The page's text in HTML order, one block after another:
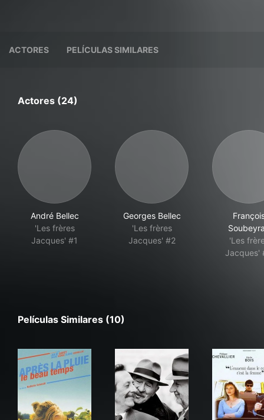
ACTORES PELÍCULAS SIMILARES
Actores (24)
André Bellec
'Les frères
Jacques' #1
Georges Bellec
'Les frères
Jacques' #2
'Les
Jacques'
Películas Similares (10)